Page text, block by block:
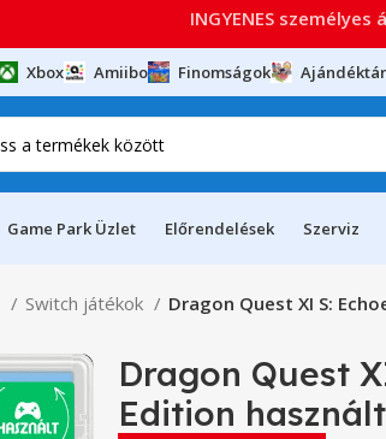
Xbox Amiibo Finomságok
Game Park Üzlet Előrendelések Szerviz
Switch játékok Dragon Quest XI S:
Dragon Quest
Edition használt
INGYENES